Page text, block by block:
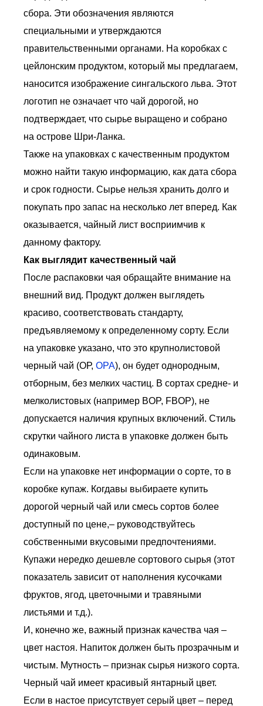
сбора. Эти обозначения являются
специальными и утверждаются
правительственными органами. На коробках с
цейлонским продуктом, который мы предлагаем,
наносится изображение сингальского льва. Этот
логотип не означает что чай дорогой, но
подтверждает, что сырье выращено и собрано
на острове Шри-Ланка.
Также на упаковках с качественным продуктом
можно найти такую информацию, как дата сбора
и срок годности. Сырье нельзя хранить долго и
покупать про запас на несколько лет вперед. Как
оказывается, чайный лист восприимчив к
данному фактору.
Как выглядит качественный чай
После распаковки чая обращайте внимание на
внешний вид. Продукт должен выглядеть
красиво, соответствовать стандарту,
предъявляемому к определенному сорту. Если
на упаковке указано, что это крупнолистовой
черный чай (ОР, OPA), он будет однородным,
отборным, без мелких частиц. В сортах средне- и
мелколистовых (например BOP, FBOP), не
допускается наличия крупных включений. Стиль
скрутки чайного листа в упаковке должен быть
одинаковым.
Если на упаковке нет информации о сорте, то в
коробке купаж. Когдавы выбираете купить
дорогой черный чай или смесь сортов более
доступный по цене,– руководствуйтесь
собственными вкусовыми предпочтениями.
Купажи нередко дешевле сортового сырья (этот
показатель зависит от наполнения кусочками
фруктов, ягод, цветочными и травяными
листьями и т.д.).
И, конечно же, важный признак качества чая –
цвет настоя. Напиток должен быть прозрачным и
чистым. Мутность – признак сырья низкого сорта.
Черный чай имеет красивый янтарный цвет.
Если в настое присутствует серый цвет – перед